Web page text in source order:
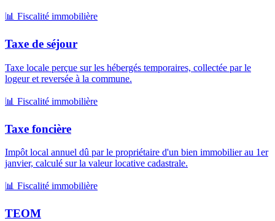
📊 Fiscalité immobilière
Taxe de séjour
Taxe locale perçue sur les hébergés temporaires, collectée par le
logeur et reversée à la commune.
📊 Fiscalité immobilière
Taxe foncière
Impôt local annuel dû par le propriétaire d'un bien immobilier au 1er
janvier, calculé sur la valeur locative cadastrale.
📊 Fiscalité immobilière
TEOM